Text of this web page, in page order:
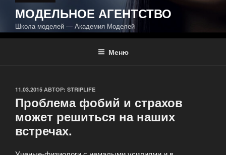
МОДЕЛЬНОЕ АГЕНТСТВО
Школа моделей — Академия Моделей
Меню
ОПУБЛИКОВАНО
11.03.2015 АВТОР: STRIPLIFE
Проблема фобий и страхов
может решиться на наших
встречах.